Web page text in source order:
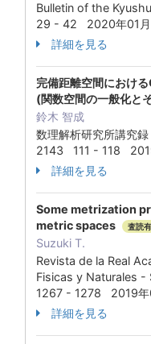
Bulletin of the
29 - 42 2020年01月
詳細を見る
完備距離空間におけ
(関数空間の一般化と
鈴木 智成
数理解析研究所講究
2143 111 - 118
詳細を見る
Some metrization
metric spaces
査読
Suzuki T.
Revista de la Real
Fisicas y Naturales
1267 - 1278 2019年
詳細を見る